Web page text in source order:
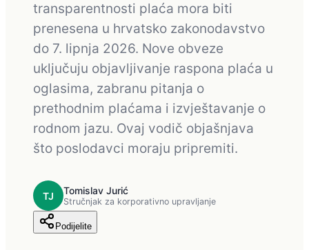
transparentnosti plaća mora biti
prenesena u hrvatsko zakonodavstvo
do 7. lipnja 2026. Nove obveze
uključuju objavljivanje raspona plaća u
oglasima, zabranu pitanja o
prethodnim plaćama i izvještavanje o
rodnom jazu. Ovaj vodič objašnjava
što poslodavci moraju pripremiti.
TJ Tomislav Jurić
Stručnjak za korporativno upravljanje
Podijelite